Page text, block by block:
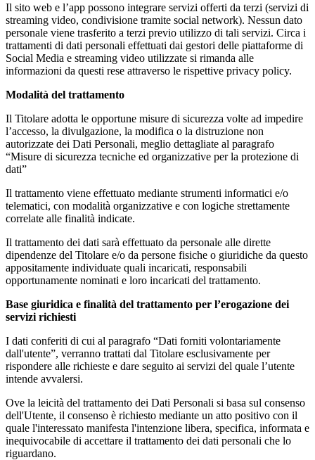
Il sito web e l’app possono integrare servizi offerti da terzi (servizi di
streaming video, condivisione tramite social network). Nessun dato
personale viene trasferito a terzi previo utilizzo di tali servizi. Circa i
trattamenti di dati personali effettuati dai gestori delle piattaforme di
Social Media e streaming video utilizzate si rimanda alle
informazioni da questi rese attraverso le rispettive privacy policy.
Modalità del trattamento
Il Titolare adotta le opportune misure di sicurezza volte ad impedire
l’accesso, la divulgazione, la modifica o la distruzione non
autorizzate dei Dati Personali, meglio dettagliate al paragrafo
“Misure di sicurezza tecniche ed organizzative per la protezione di
dati”
Il trattamento viene effettuato mediante strumenti informatici e/o
telematici, con modalità organizzative e con logiche strettamente
correlate alle finalità indicate.
Il trattamento dei dati sarà effettuato da personale alle dirette
dipendenze del Titolare e/o da persone fisiche o giuridiche da questo
appositamente individuate quali incaricati, responsabili
opportunamente nominati e loro incaricati del trattamento.
Base giuridica e finalità del trattamento per l’erogazione dei
servizi richiesti
I dati conferiti di cui al paragrafo “Dati forniti volontariamente
dall'utente”, verranno trattati dal Titolare esclusivamente per
rispondere alle richieste e dare seguito ai servizi del quale l’utente
intende avvalersi.
Ove la leicità del trattamento dei Dati Personali si basa sul consenso
dell'Utente, il consenso è richiesto mediante un atto positivo con il
quale l'interessato manifesta l'intenzione libera, specifica, informata e
inequivocabile di accettare il trattamento dei dati personali che lo
riguardano.